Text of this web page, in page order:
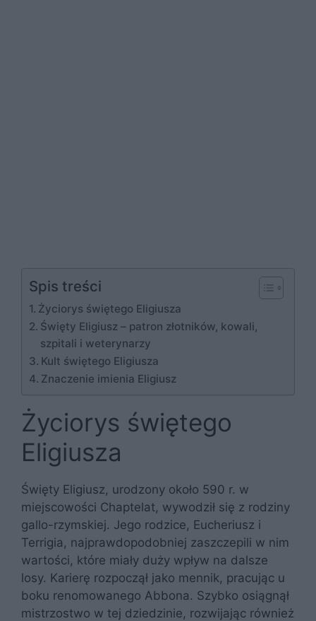
Spis treści
Życiorys świętego Eligiusza
Święty Eligiusz – patron złotników, kowali,
szpitali i weterynarzy
Kult świętego Eligiusza
Znaczenie imienia Eligiusz
Życiorys świętego
Eligiusza
Święty Eligiusz, urodzony około 590 r. w
miejscowości Chaptelat, wywodził się z rodziny
gallo-rzymskiej. Jego rodzice, Eucheriusz i
Terrigia, najprawdopodobniej zaszczepili w nim
wartości, które miały duży wpływ na dalsze
losy. Karierę rozpoczął jako mennik, pracując u
boku renomowanego Abbona. Szybko osiągnął
mistrzostwo w tej dziedzinie, rozwijając również